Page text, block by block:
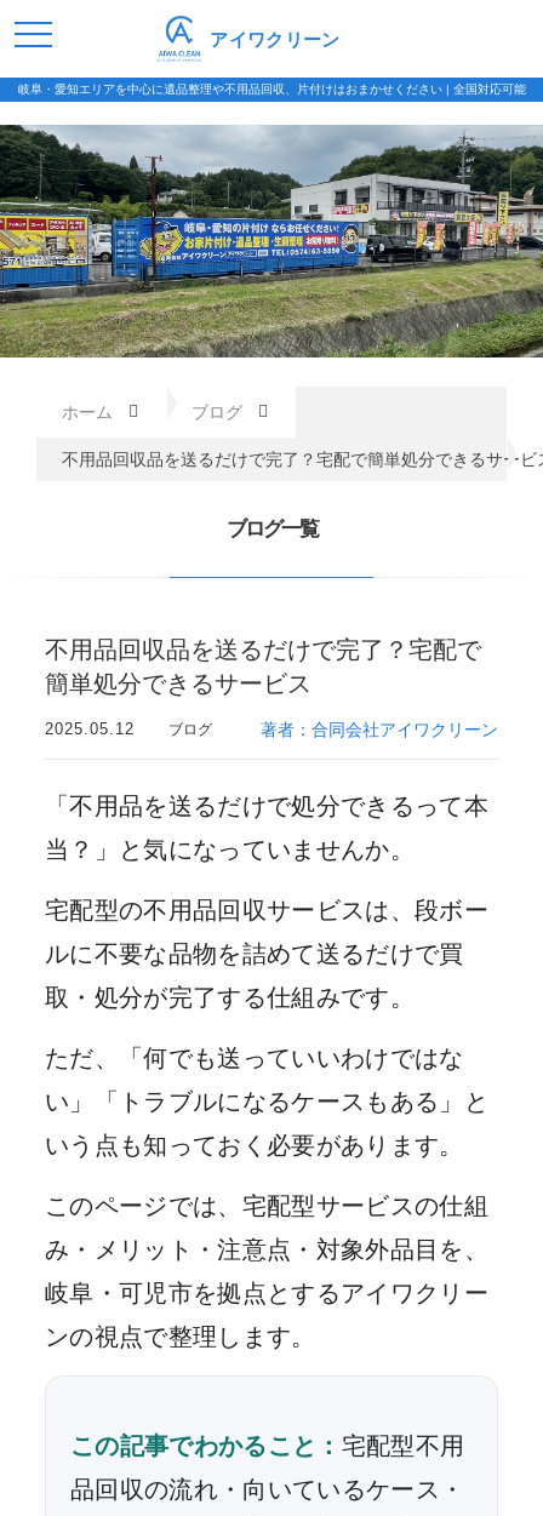
岐阜・愛知エリアを中心に遺品整理や不用品回収、片付けはおまかせください | 全国対応可能
アイワクリーン
ホーム ブログ
不用品回収品を送るだけで完了？宅配で簡単処分できるサービ
ブログ一覧
不用品回収品を送るだけで完了？宅配で
簡単処分できるサービス
2025.05.12 ブログ 著者：合同会社アイワクリーン
「不用品を送るだけで処分できるって本
当？」と気になっていませんか。
宅配型の不用品回収サービスは、段ボー
ルに不要な品物を詰めて送るだけで買
取・処分が完了する仕組みです。
ただ、「何でも送っていいわけではな
い」「トラブルになるケースもある」と
いう点も知っておく必要があります。
このページでは、宅配型サービスの仕組
み・メリット・注意点・対象外品目を、
岐阜・可児市を拠点とするアイワクリー
ンの視点で整理します。
この記事でわかること： 宅配型不用
品回収の流れ・向いているケース・